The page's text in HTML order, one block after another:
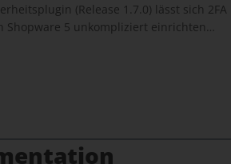
(Release 1.7.0) lässt sich 2FA
Shopware 5 unkompliziert einrichten…